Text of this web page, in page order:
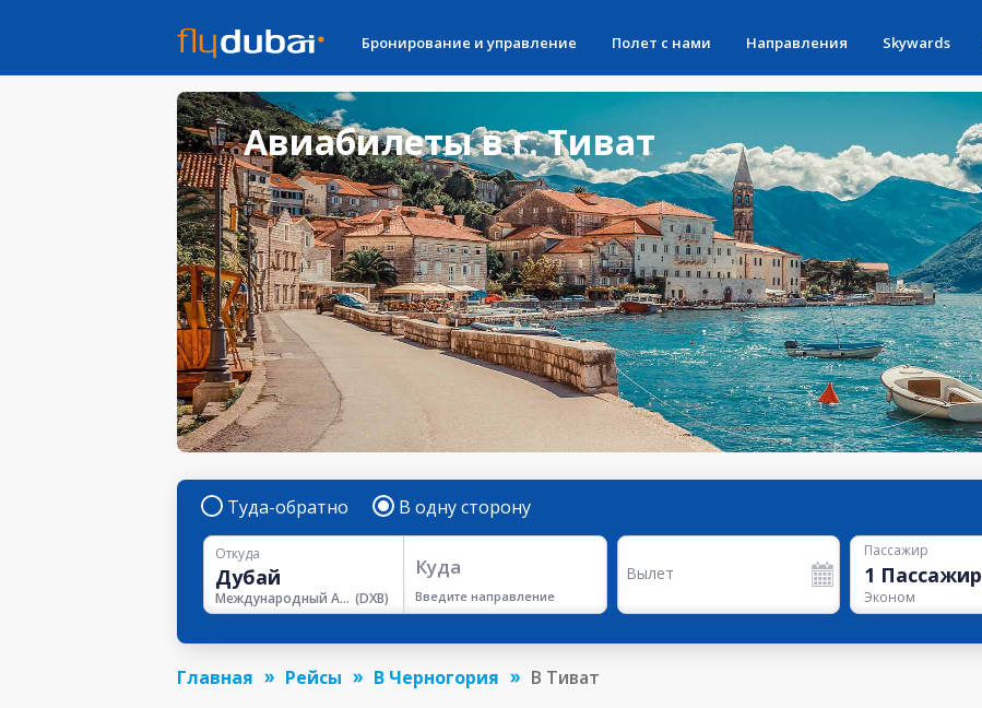
Бронирование и управление Полет с нами Направления Skywards
Авиабилеты в г. Тиват
Туда-обратно В одну сторону
Откуда
Международный Аэропорт Дубая (DXB)
Куда
Введите направление
Вылет
Пассажир
1 Пассажир
Эконом
Главная Рейсы В Черногория В Тиват